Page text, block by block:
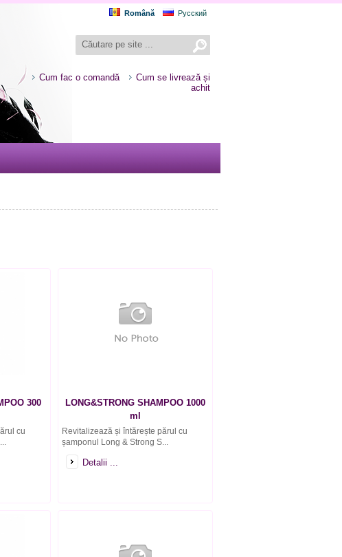
Română Русский
Cum fac o comandă
Cum se livrează și
achit
300
cu
LONG&STRONG SHAMPOO 1000
ml
Revitalizează și întărește părul cu
șamponul Long & Strong S...
Detalii ...